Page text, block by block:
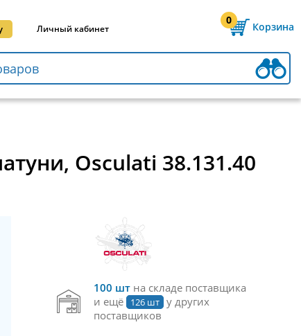
Личный кабинет
0
Корзина
Osculati 38.131.40
100 шт на складе поставщика
и ещё 126 шт у других
поставщиков